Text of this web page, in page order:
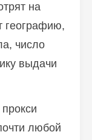
на
географию,
число
выдачи
любой